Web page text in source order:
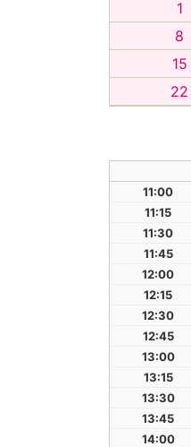
1
8
15
22
11:00
11:15
11:30
11:45
12:00
12:15
12:30
12:45
13:00
13:15
13:30
13:45
14:00